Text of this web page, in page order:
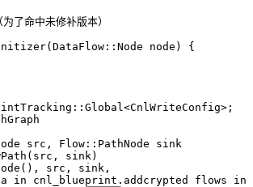
了命中未修补版本）
(DataFlow :: Node node ) {
:: Global <CnlWriteConfig> ;
src , Flow :: PathNode sink
(src ,
sink)
() , src , sink ,
in cnl_blueprint.addcrypted flows